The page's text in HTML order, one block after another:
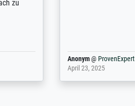
-
Anonym@ ProvenExpert
March 31, 2025